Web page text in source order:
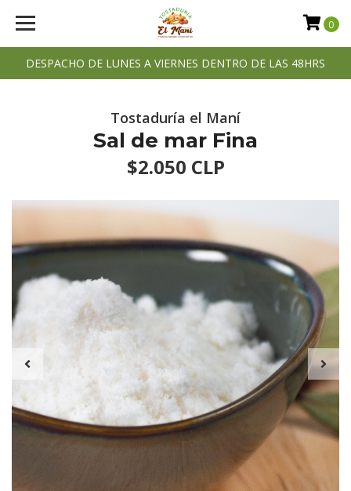
DESPACHO DE LUNES A VIERNES DENTRO DE LAS 48HRS
0
Tostaduría el Maní
Sal de mar Fina
$2.050 CLP